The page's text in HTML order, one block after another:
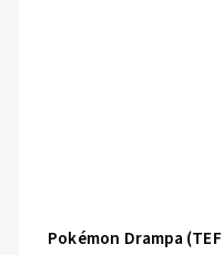
Pokémon Drampa